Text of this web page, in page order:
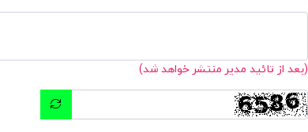
(بعد از تائید مدیر منتشر خواهد شد)